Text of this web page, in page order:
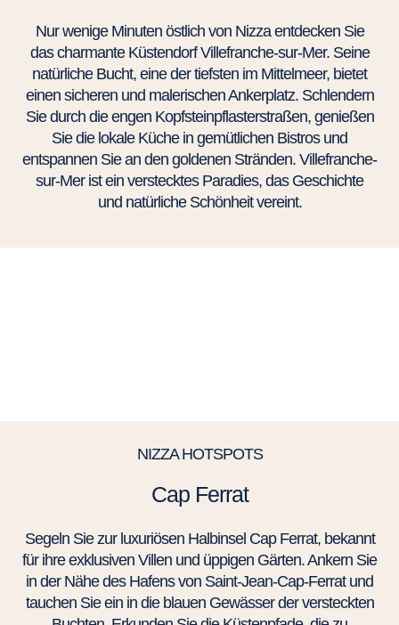
Nur wenige Minuten östlich von Nizza entdecken Sie
das charmante Küstendorf Villefranche-sur-Mer. Seine
natürliche Bucht, eine der tiefsten im Mittelmeer, bietet
einen sicheren und malerischen Ankerplatz. Schlendern
Sie durch die engen Kopfsteinpflasterstraßen, genießen
Sie die lokale Küche in gemütlichen Bistros und
entspannen Sie an den goldenen Stränden. Villefranche-
sur-Mer ist ein verstecktes Paradies, das Geschichte
und natürliche Schönheit vereint.
NIZZA HOTSPOTS
Cap Ferrat
Segeln Sie zur luxuriösen Halbinsel Cap Ferrat, bekannt
für ihre exklusiven Villen und üppigen Gärten. Ankern Sie
in der Nähe des Hafens von Saint-Jean-Cap-Ferrat und
tauchen Sie ein in die blauen Gewässer der versteckten